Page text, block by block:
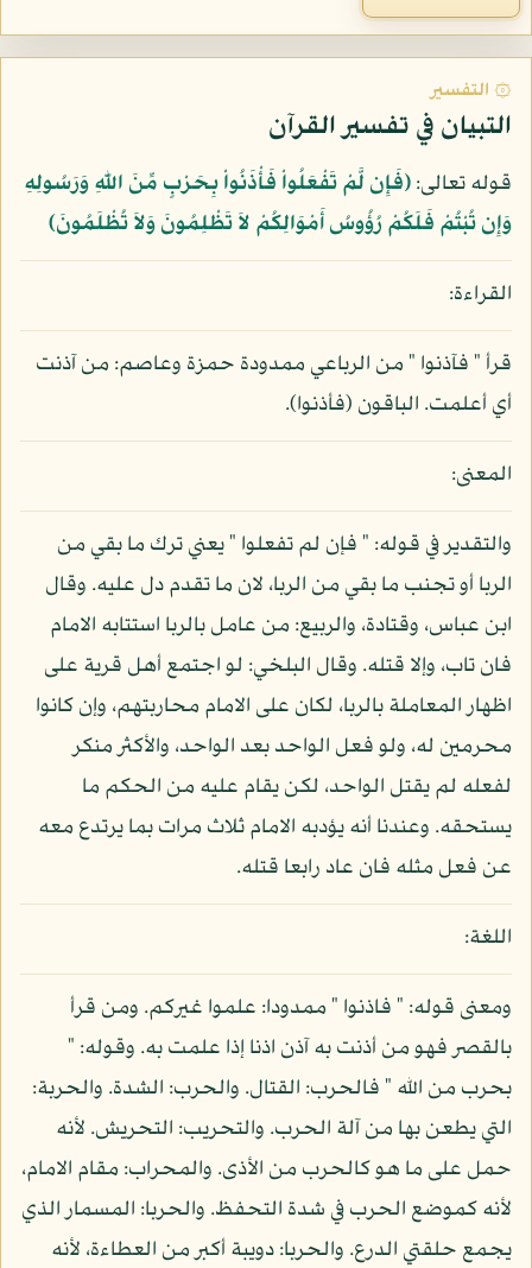
۞ التفسير
التبيان في تفسير القرآن
قوله تعالى:﴿فَإِن لَّمْ تَفْعَلُواْ فَأْذَنُواْ بِحَرْبٍ مِّنَ اللّهِ وَرَسُولِهِ
وَإِن تُبْتُمْ فَلَكُمْ رُؤُوسُ أَمْوَالِكُمْ لاَ تَظْلِمُونَ وَلاَ تُظْلَمُونَ﴾
القراءة:
قرأ " فآذنوا " من الرباعي ممدودة حمزة وعاصم: من آذنت
أي أعلمت. الباقون (فأذنوا).
المعنى:
والتقدير في قوله: " فإن لم تفعلوا " يعني ترك ما بقي من
الربا أو تجنب ما بقي من الربا، لان ما تقدم دل عليه. وقال
ابن عباس، وقتادة، والربيع: من عامل بالربا استتابه الامام
فان تاب، وإلا قتله. وقال البلخي: لو اجتمع أهل قرية على
اظهار المعاملة بالربا، لكان على الامام محاربتهم، وإن كانوا
محرمين له، ولو فعل الواحد بعد الواحد، والأكثر منكر
لفعله لم يقتل الواحد، لكن يقام عليه من الحكم ما
يستحقه. وعندنا أنه يؤدبه الامام ثلاث مرات بما يرتدع معه
عن فعل مثله فان عاد رابعا قتله.
اللغة:
ومعنى قوله: " فاذنوا " ممدودا: علموا غيركم. ومن قرأ
بالقصر فهو من أذنت به آذن اذنا إذا علمت به. وقوله: "
بحرب من الله " فالحرب: القتال. والحرب: الشدة. والحربة:
التي يطعن بها من آلة الحرب. والتحريب: التحريش. لأنه
حمل على ما هو كالحرب من الأذى. والمحراب: مقام الامام،
لأنه كموضع الحرب في شدة التحفظ. والحربا: المسمار الذي
يجمع حلقتي الدرع. والحربا: دويبة أكبر من العطاءة، لأنه